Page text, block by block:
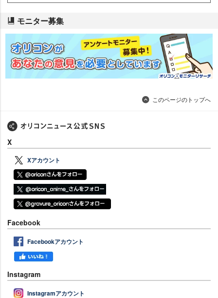
モニター募集
このページのトップへ
X
Xアカウント
Facebook
Facebookアカウント
Instagram
Instagramアカウント